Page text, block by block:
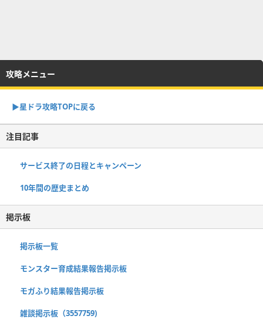
攻略メニュー
▶︎星ドラ攻略TOPに戻る
注目記事
サービス終了の日程とキャンペーン
10年間の歴史まとめ
掲示板
掲示板一覧
モンスター育成結果報告掲示板
モガふり結果報告掲示板
雑談掲示板（3557759)